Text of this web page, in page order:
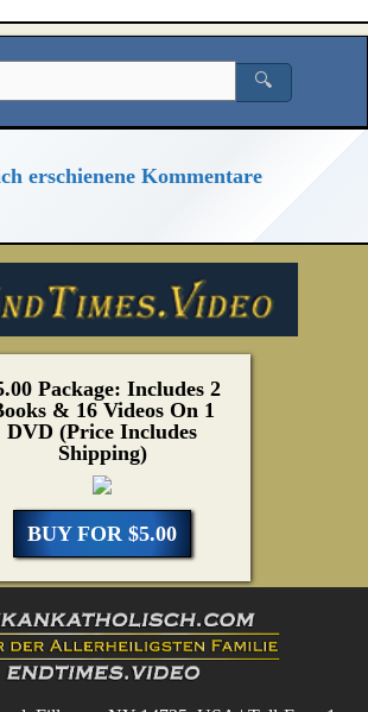
🔍
erschienene Kommentare
Package: Includes 2
& 16 Videos On 1
DVD (Price Includes
Shipping)
BUY FOR $5.00